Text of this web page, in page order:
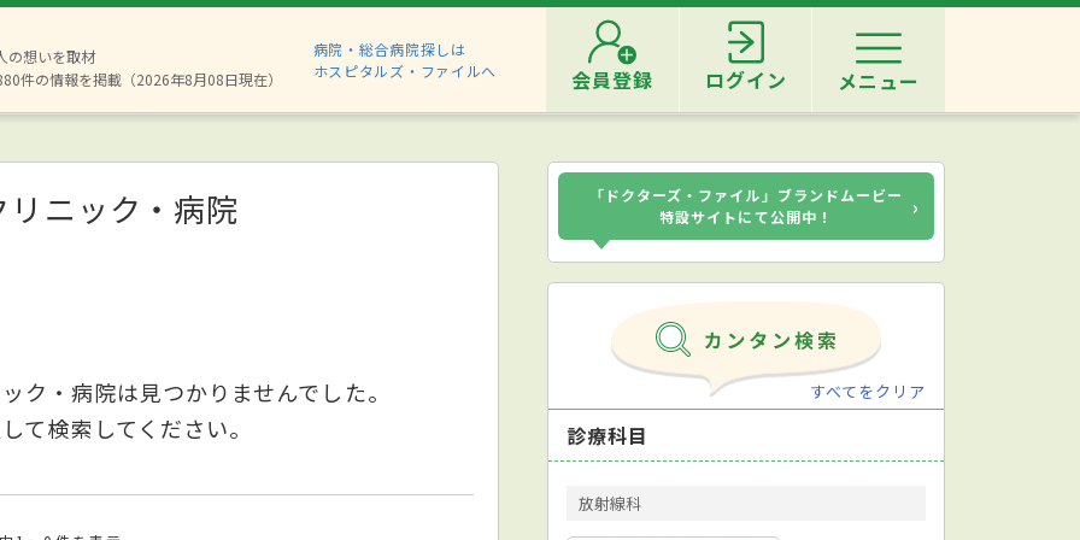
の想いを取材
件の情報を掲載（2026年8月08日現在）
病院・総合病院探しは
ホスピタルズ・ファイルへ
会員登録 ログイン メニュー
リニック・病院
ク・病院は見つかりませんでした。
て検索してください。
「ドクターズ・ファイル」ブランドムービー
特設サイトにて公開中！
›
すべてをクリア
診療科目
放射線科